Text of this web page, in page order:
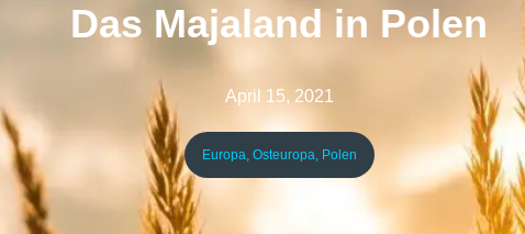
Das Majaland in Polen
April 15, 2021
Europa, Osteuropa, Polen